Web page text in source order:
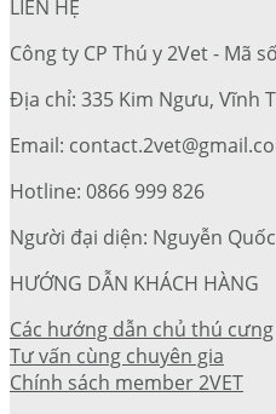
LIÊN HỆ
Công ty CP Thú y 2Vet - Mã
Địa chỉ: 335 Kim Ngưu, Vĩnh
Email:
Hotline: 0866 999 826
Người đại diện: Nguyễn
HƯỚNG DẪN KHÁCH HÀNG
Các hướng dẫn chủ thú cưng
Tư vấn cùng chuyên gia
Chính sách member 2VET